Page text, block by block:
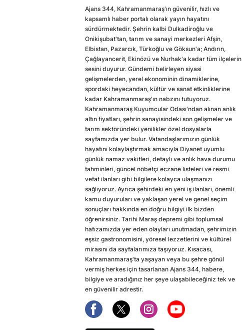
Ajans 344, Kahramanmaraş'ın güvenilir, hızlı ve
kapsamlı haber portalı olarak yayın hayatını
sürdürmektedir. Şehrin kalbi Dulkadiroğlu ve
Onikişubat'tan, tarım ve sanayi merkezleri Afşin,
Elbistan, Pazarcık, Türkoğlu ve Göksun'a; Andırın,
Çağlayancerit, Ekinözü ve Nurhak'a kadar tüm ilçelerin
sesini duyurur. Gündemi belirleyen siyasi
gelişmelerden, yerel ekonominin dinamiklerine,
spordaki heyecandan, kültür ve sanat etkinliklerine
kadar Kahramanmaraş'ın nabzını tutuyoruz.
Kahramanmaraş Kuyumcular Odası'ndan alınan anlık
altın fiyatları, şehrin sanayisindeki son gelişmeler ve
tarım sektöründeki yenilikler özel dosyalarla
sayfamızda yer bulur. Vatandaşlarımızın günlük
hayatını kolaylaştırmak amacıyla Diyanet uyumlu
günlük namaz vakitleri, detaylı ve anlık hava durumu
tahminleri, güncel nöbetçi eczane listeleri ve resmi
vefat ilanları gibi bilgilere kolayca ulaşmanızı
sağlıyoruz. Ayrıca şehirdeki en yeni iş ilanları, önemli
kamu duyuruları ve yaklaşan yerel ve genel seçim
sonuçları hakkında en doğru bilgiyi ilk bizden
öğrenirsiniz. Tarihi Maraş depremi gibi toplumsal
hafızamızda yer eden olayları unutmadan, şehrimizin
eşsiz gastronomisini, yöresel lezzetlerini ve kültürel
mirasını da sayfalarımıza taşıyoruz. Kısacası,
Kahramanmaraş'ta yaşayan veya bu şehre gönül
vermiş herkes için tasarlanan Ajans 344, habere,
bilgiye ve aradığınız her şeye ulaşabileceğiniz tek ve
en güvenilir adrestir.